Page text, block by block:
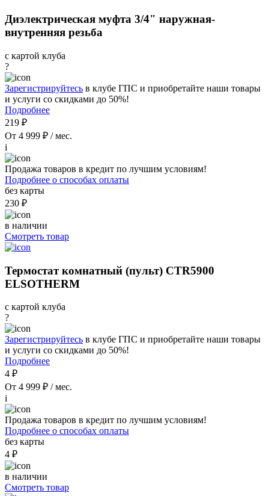
Диэлектрическая муфта 3/4" наружная-
внутренняя резьба
с картой клуба
?
Зарегистрируйтесь в клубе ГПС и приобретайте наши товары
и услуги со скидками до 50%!
Подробнее
219 ₽
От 4 999 ₽ / мес.
i
Продажа товаров в кредит по лучшим условиям!
Подробнее о способах оплаты
без карты
230 ₽
в наличии
Смотреть товар
Термостат комнатный (пульт) CTR5900
ELSOTHERM
с картой клуба
?
Зарегистрируйтесь в клубе ГПС и приобретайте наши товары
и услуги со скидками до 50%!
Подробнее
4 ₽
От 4 999 ₽ / мес.
i
Продажа товаров в кредит по лучшим условиям!
Подробнее о способах оплаты
без карты
4 ₽
в наличии
Смотреть товар